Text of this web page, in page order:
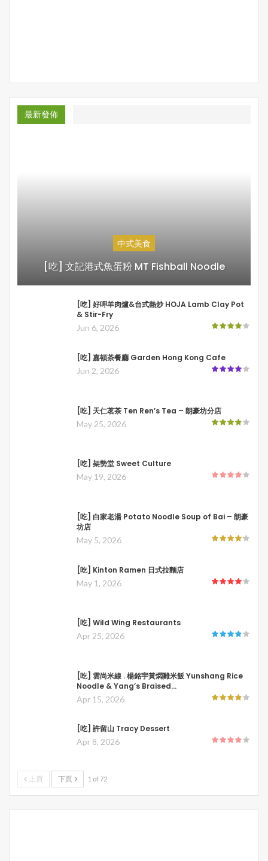
最新發佈
中式美食
[吃] 文記港式魚蛋粉 MT Fishball Noodle
[吃] 好呷羊肉爐&台式熱炒 HOJA Lamb Clay Pot
& Stir-Fry
Jun 6, 2026
[吃] 嘉頓茶餐廳 Garden Hong Kong Cafe
Jun 2, 2026
[吃] 天仁茗茶 Ten Ren’s Tea – 朗豪坊分店
May 25, 2026
[吃] 架勢堂 Sweet Culture
May 19, 2026
[吃] 白家老湯 Potato Noodle Soup of Bai – 朗豪
坊店
May 5, 2026
[吃] Kinton Ramen 日式拉麵店
May 1, 2026
[吃] Wild Wing Restaurants
Apr 25, 2026
[吃] 雲尚米線 . 楊銘宇黃燜雞米飯 Yunshang Rice
Noodle & Yang’s Braised…
Apr 15, 2026
[吃] 許留山 Tracy Dessert
Apr 8, 2026
上頁 下頁 1 of 72